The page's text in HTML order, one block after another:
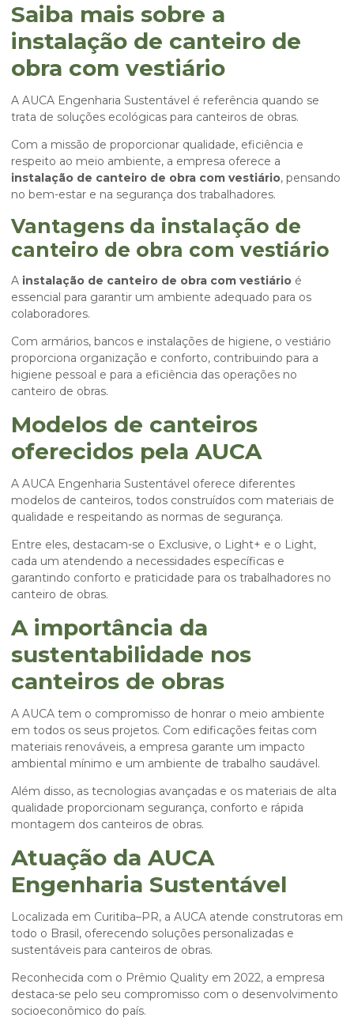
Saiba mais sobre a
instalação de canteiro de
obra com vestiário
A AUCA Engenharia Sustentável é referência quando se
trata de soluções ecológicas para canteiros de obras.
Com a missão de proporcionar qualidade, eficiência e
respeito ao meio ambiente, a empresa oferece a
instalação de canteiro de obra com vestiário, pensando
no bem-estar e na segurança dos trabalhadores.
Vantagens da instalação de
canteiro de obra com vestiário
A instalação de canteiro de obra com vestiário é
essencial para garantir um ambiente adequado para os
colaboradores.
Com armários, bancos e instalações de higiene, o vestiário
proporciona organização e conforto, contribuindo para a
higiene pessoal e para a eficiência das operações no
canteiro de obras.
Modelos de canteiros
oferecidos pela AUCA
A AUCA Engenharia Sustentável oferece diferentes
modelos de canteiros, todos construídos com materiais de
qualidade e respeitando as normas de segurança.
Entre eles, destacam-se o Exclusive, o Light+ e o Light,
cada um atendendo a necessidades específicas e
garantindo conforto e praticidade para os trabalhadores no
canteiro de obras.
A importância da
sustentabilidade nos
canteiros de obras
A AUCA tem o compromisso de honrar o meio ambiente
em todos os seus projetos. Com edificações feitas com
materiais renováveis, a empresa garante um impacto
ambiental mínimo e um ambiente de trabalho saudável.
Além disso, as tecnologias avançadas e os materiais de alta
qualidade proporcionam segurança, conforto e rápida
montagem dos canteiros de obras.
Atuação da AUCA
Engenharia Sustentável
Localizada em Curitiba–PR, a AUCA atende construtoras em
todo o Brasil, oferecendo soluções personalizadas e
sustentáveis para canteiros de obras.
Reconhecida com o Prêmio Quality em 2022, a empresa
destaca-se pelo seu compromisso com o desenvolvimento
socioeconômico do país.